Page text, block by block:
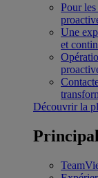
Pour
Une
et
Découvrir la